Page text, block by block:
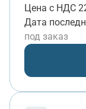
Цена с НДС
Дата
под заказ